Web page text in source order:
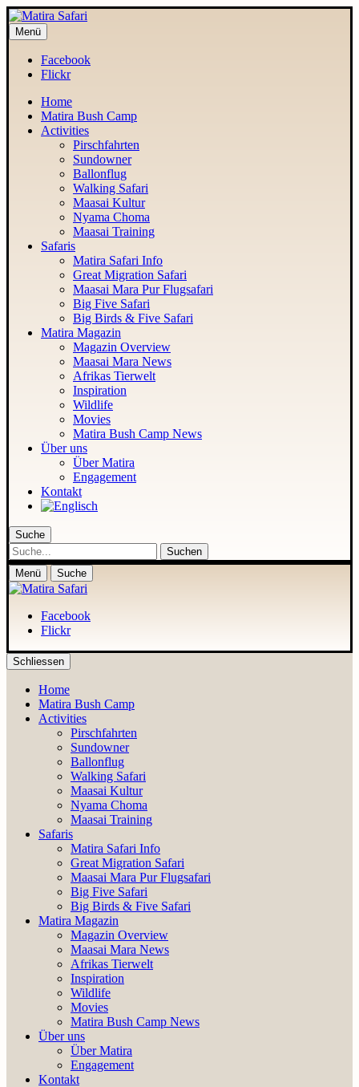
MATIRA SAFARI
Maasai Mara Adventure
Menü
Facebook
Flickr
Home
Matira Bush Camp
Activities
Pirschfahrten
Sundowner
Ballonflug
Walking Safari
Maasai Kultur
Nyama Choma
Maasai Training
Safaris
Matira Safari Info
Great Migration Safari
Maasai Mara Pur Flugsafari
Big Five Safari
Big Birds & Five Safari
Matira Magazin
Magazin Overview
Maasai Mara News
Afrikas Tierwelt
Inspiration
Wildlife
Movies
Matira Bush Camp News
Über uns
Über Matira
Engagement
Kontakt
Suche
Suche
Menü Suche
Facebook
Flickr
Schliessen
Home
Matira Bush Camp
Activities
Pirschfahrten
Sundowner
Ballonflug
Walking Safari
Maasai Kultur
Nyama Choma
Maasai Training
Safaris
Matira Safari Info
Great Migration Safari
Maasai Mara Pur Flugsafari
Big Five Safari
Big Birds & Five Safari
Matira Magazin
Magazin Overview
Maasai Mara News
Afrikas Tierwelt
Inspiration
Wildlife
Movies
Matira Bush Camp News
Über uns
Über Matira
Engagement
Kontakt